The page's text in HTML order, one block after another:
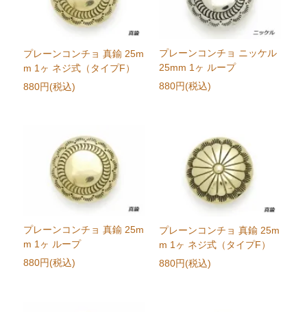
プレーンコンチョ 真鍮 25m
m 1ヶ ネジ式（タイプF）
880円(税込)
プレーンコンチョ ニッケル
25mm 1ヶ ループ
880円(税込)
プレーンコンチョ 真鍮 25m
m 1ヶ ループ
880円(税込)
プレーンコンチョ 真鍮 25m
m 1ヶ ネジ式（タイプF）
880円(税込)